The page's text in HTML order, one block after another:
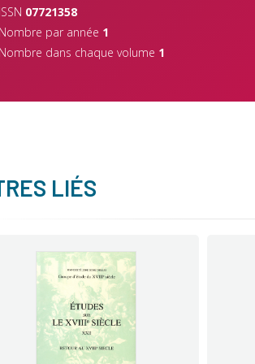
ISSN 07721358
Nombre par année 1
Nombre dans chaque volume 1
LIÉS